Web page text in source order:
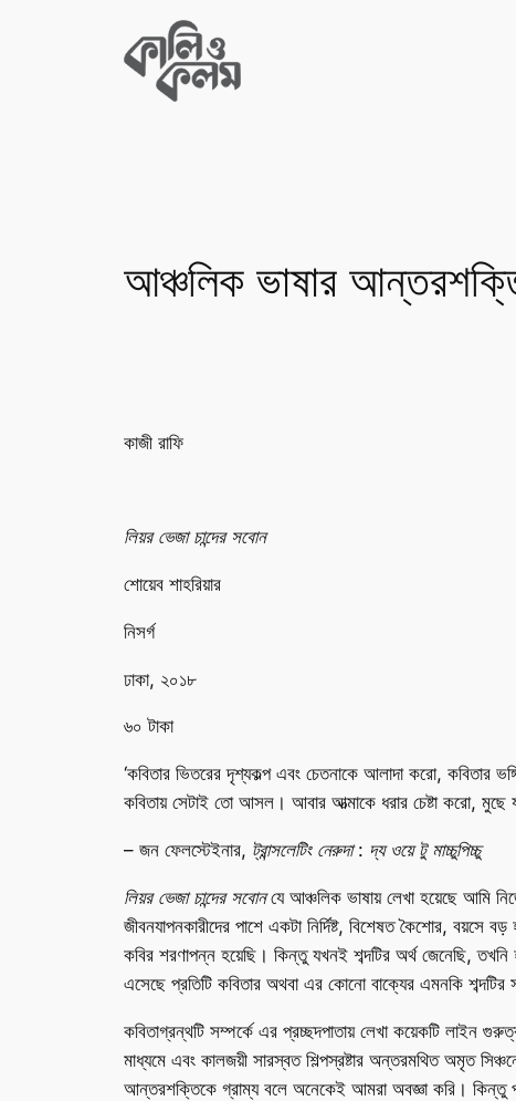
আঞ্চলিক ভাষার
কাজী রাফি
লিয়র ভেজা চান্দের সবোন
শোয়েব শাহরিয়ার
নিসর্গ
ঢাকা, ২০১৮
৬০ টাকা
‘কবিতার ভিতরের দৃশ্যকল্প এবং চেতনাকে আলাদা করো, কবিতার
কবিতায় সেটাই তো আসল। আবার আত্মাকে ধরার চেষ্টা করো,
– জন ফেলস্টেইনার, ট্রান্সলেটিং নেরুদা : দ্য ওয়ে টু মাচ্চুপিচ্চু
লিয়র ভেজা চান্দের সবোনযে আঞ্চলিক ভাষায় লেখা হয়েছে আমি
জীবনযাপনকারীদের পাশে একটা নির্দিষ্ট, বিশেষত কৈশোর, বয়সে
কবির শরণাপন্ন হয়েছি। কিন্তু যখনই শব্দটির অর্থ জেনেছি,
এসেছে প্রতিটি কবিতার অথবা এর কোনো বাক্যের এমনকি
কবিতাগ্রন্থটি সম্পর্কে এর প্রচ্ছদপাতায় লেখা কয়েকটি লাইন
মাধ্যমে এবং কালজয়ী সারস্বত শিল্পস্রষ্টার অন্তরমথিত অমৃত
আন্তরশক্তিকে গ্রাম্য বলে অনেকেই আমরা অবজ্ঞা করি। কিন্তু